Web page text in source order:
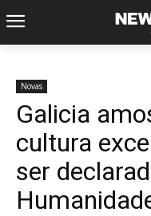
Novas
Galicia
cultura
ser